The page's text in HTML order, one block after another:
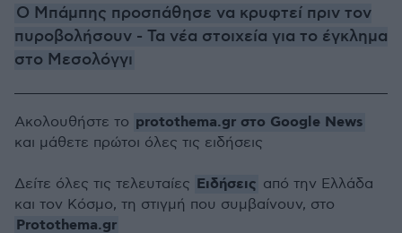
O Μπάμπης προσπάθησε να κρυφτεί πριν τον
πυροβολήσουν - Τα νέα στοιχεία για το έγκλημα
στο Μεσολόγγι
Ακολουθήστε το protothema.gr στο Google News
και μάθετε πρώτοι όλες τις ειδήσεις
Δείτε όλες τις τελευταίες Ειδήσεις από την Ελλάδα
και τον Κόσμο, τη στιγμή που συμβαίνουν, στο
Protothema.gr